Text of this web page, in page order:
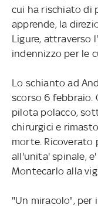
cui ha rischiato di
apprende, la
Ligure, attraverso
indennizzo per le
Lo schianto ad
scorso 6 febbraio.
pilota polacco,
chirurgici e
morte. Ricoverato
all'unita' spinale,
Montecarlo alla
"Un miracolo", per